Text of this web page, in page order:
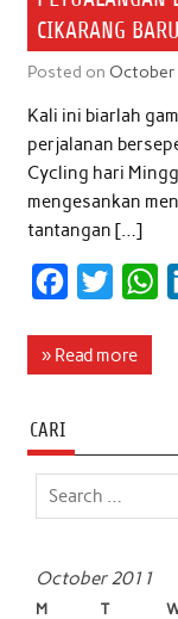
CIKARANG
Posted on
Kali ini biarlah
perjalanan
Cycling hari
mengesankan
tantangan […]
c
o
o
i
e
W
A
» Read more
CARI
October 2011
M T